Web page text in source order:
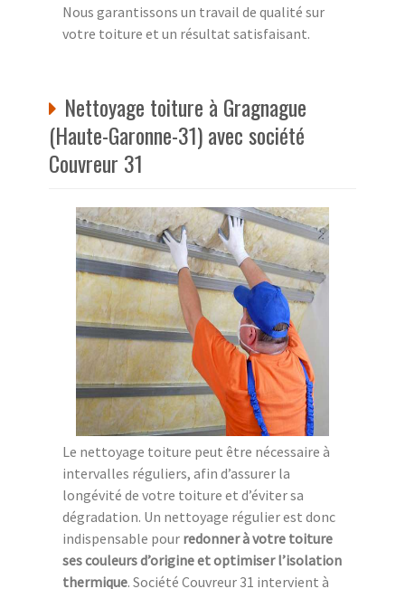
Nous garantissons un travail de qualité sur
votre toiture et un résultat satisfaisant.
Nettoyage toiture à Gragnague
(Haute-Garonne-31) avec société
Couvreur 31
Le nettoyage toiture peut être nécessaire à
intervalles réguliers, afin d’assurer la
longévité de votre toiture et d’éviter sa
dégradation. Un nettoyage régulier est donc
indispensable pour redonner à votre toiture
ses couleurs d’origine et optimiser l’isolation
thermique. Société Couvreur 31 intervient à